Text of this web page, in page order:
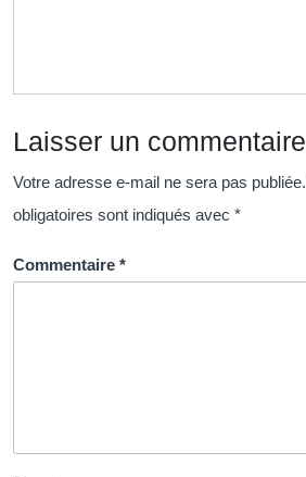
Laisser un commentaire
Votre adresse e-mail ne sera pas publiée.
obligatoires sont indiqués avec *
Commentaire *